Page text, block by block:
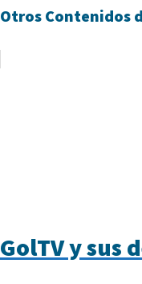
Otros Contenidos
GolTV y sus